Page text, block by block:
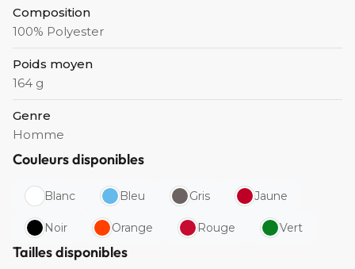
Composition
100% Polyester
Poids moyen
164 g
Genre
Homme
Couleurs disponibles
Blanc Bleu Gris Jaune
Noir Orange Rouge Vert
Tailles disponibles